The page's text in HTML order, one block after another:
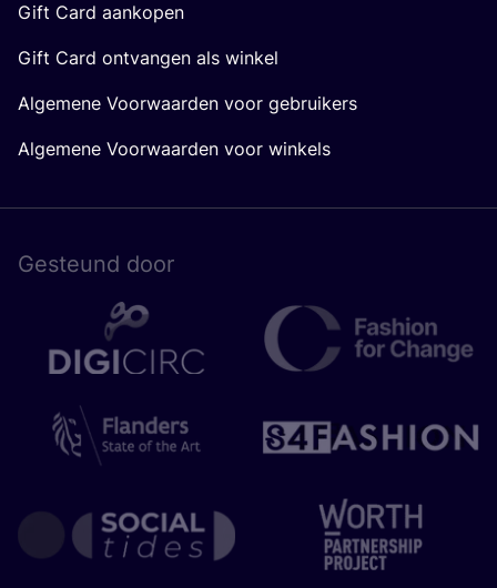
Gift Card aankopen
Gift Card ontvangen als winkel
Algemene Voorwaarden voor gebruikers
Algemene Voorwaarden voor winkels
Gesteund door